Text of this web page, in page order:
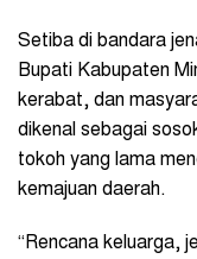
Setiba di bandara
Bupati Kabupaten
kerabat, dan
dikenal sebagai
tokoh yang lama
kemajuan daerah.
“Rencana keluarga,